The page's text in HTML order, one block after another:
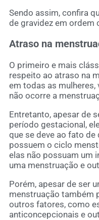
Sendo assim, confira
de gravidez em ordem
Atraso na
O primeiro e mais
respeito ao atraso na
em todas as mulheres,
não ocorre a
Entretanto, apesar de
período gestacional,
que se deve ao fato de
possuem o ciclo
elas não possuam um
uma menstruação e
Porém, apesar de ser
menstruação também
outros fatores, como
anticoncepcionais e